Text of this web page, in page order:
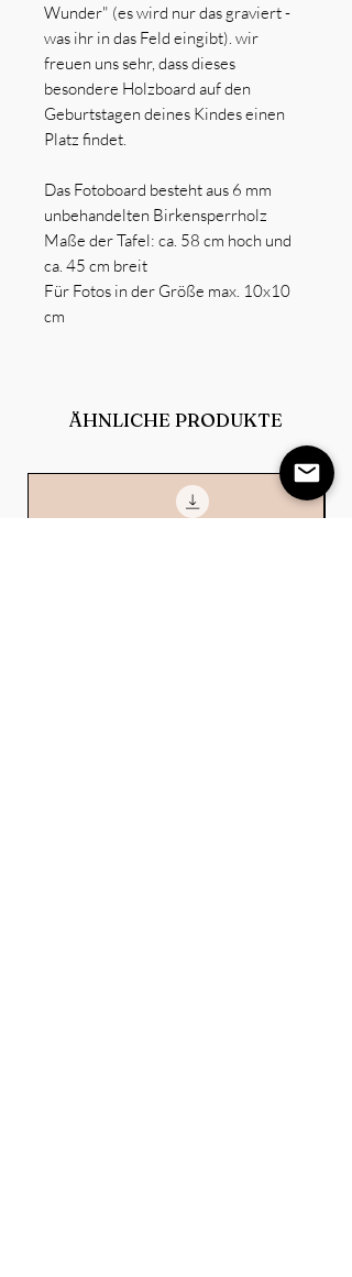
Wunder" (es wird nur das graviert -
was ihr in das Feld eingibt). wir
freuen uns sehr, dass dieses
besondere Holzboard auf den
Geburtstagen deines Kindes einen
Platz findet.
Das Fotoboard besteht aus 6 mm
unbehandelten Birkensperrholz
Maße der Tafel: ca. 58 cm hoch und
ca. 45 cm breit
Für Fotos in der Größe max. 10x10
cm
ÄHNLICHE PRODUKTE